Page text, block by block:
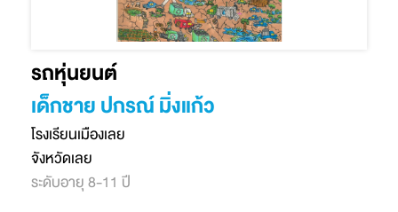
รถหุ่นยนต์
เด็กชาย ปกรณ์ มิ่งแก้ว
โรงเรียนเมืองเลย
จังหวัดเลย
ระดับอายุ 8-11 ปี